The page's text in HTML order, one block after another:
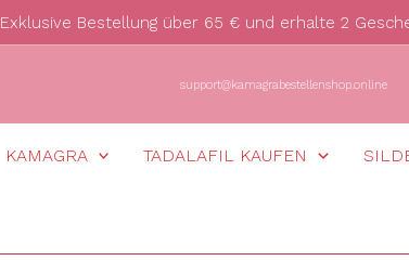
Exklusive Bestellung über 65 € und erhalte 2
support@kamagrabestellenshop.online
KAMAGRA TADALAFIL KAUFEN